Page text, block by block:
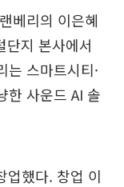
베리의 이은혜
지 본사에서
는 스마트시티·
한 사운드 AI 솔
업했다. 창업 이